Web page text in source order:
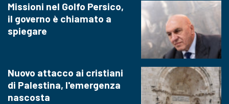
Missioni nel Golfo Persico,
il governo è chiamato a
spiegare
Nuovo attacco ai cristiani
di Palestina, l'emergenza
nascosta